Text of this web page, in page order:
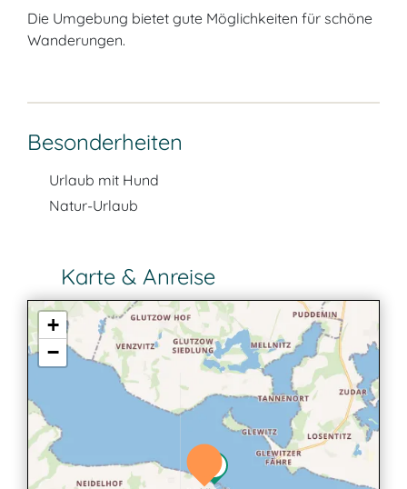
Die Umgebung bietet gute Möglichkeiten für schöne
Wanderungen.
Besonderheiten
Urlaub mit Hund
Natur-Urlaub
Karte & Anreise
+
−